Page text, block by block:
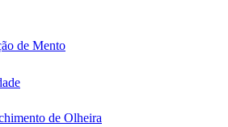
de Mento
de Olheira